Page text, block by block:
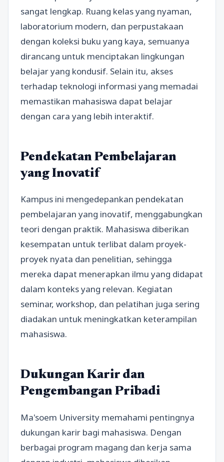
sangat lengkap. Ruang kelas yang nyaman,
laboratorium modern, dan perpustakaan
dengan koleksi buku yang kaya, semuanya
dirancang untuk menciptakan lingkungan
belajar yang kondusif. Selain itu, akses
terhadap teknologi informasi yang memadai
memastikan mahasiswa dapat belajar
dengan cara yang lebih interaktif.
Pendekatan Pembelajaran
yang Inovatif
Kampus ini mengedepankan pendekatan
pembelajaran yang inovatif, menggabungkan
teori dengan praktik. Mahasiswa diberikan
kesempatan untuk terlibat dalam proyek-
proyek nyata dan penelitian, sehingga
mereka dapat menerapkan ilmu yang didapat
dalam konteks yang relevan. Kegiatan
seminar, workshop, dan pelatihan juga sering
diadakan untuk meningkatkan keterampilan
mahasiswa.
Dukungan Karir dan
Pengembangan Pribadi
Ma'soem University memahami pentingnya
dukungan karir bagi mahasiswa. Dengan
berbagai program magang dan kerja sama